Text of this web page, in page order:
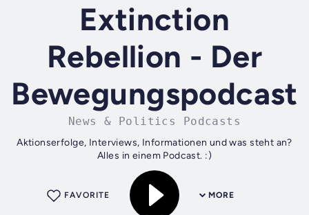
Extinction
Rebellion - Der
Bewegungspodcast
News & Politics Podcasts
Aktionserfolge, Interviews, Informationen und was steht an?
Alles in einem Podcast. :)
MORE
FAVORITE